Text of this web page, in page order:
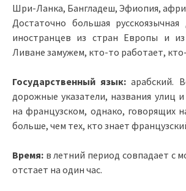
Шри-Ланка, Бангладеш, Эфиопия,
Достаточно большая русскоязычная
иностранцев из стран Европы и
Ливане замужем, кто-то работает,
Государственный язык: арабский.
дорожные указатели, названия улиц
на французском, однако, говорящих
больше, чем тех, кто знает
Время: в летний период совпадает с
отстает на один час.